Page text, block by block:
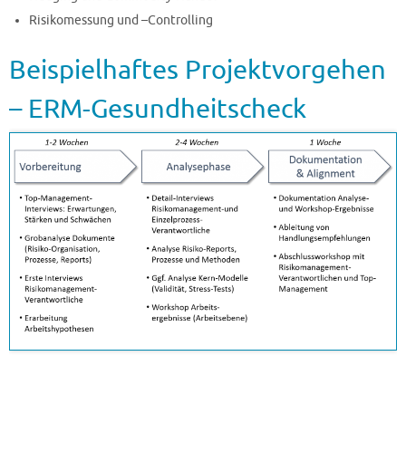
Risikomessung und –Controlling
Beispielhaftes Projektvorgehen
– ERM-Gesundheitscheck